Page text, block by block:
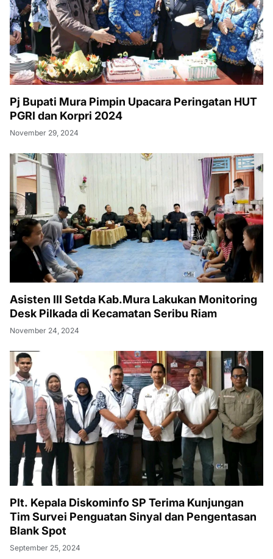
Pj Bupati Mura Pimpin Upacara Peringatan HUT
PGRI dan Korpri 2024
November 29, 2024
Asisten III Setda Kab.Mura Lakukan Monitoring
Desk Pilkada di Kecamatan Seribu Riam
November 24, 2024
Plt. Kepala Diskominfo SP Terima Kunjungan
Tim Survei Penguatan Sinyal dan Pengentasan
Blank Spot
September 25, 2024